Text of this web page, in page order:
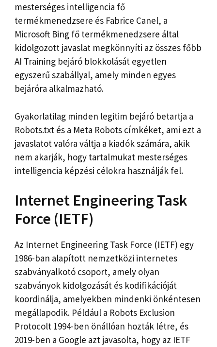
mesterséges intelligencia fő
termékmenedzsere és Fabrice Canel, a
Microsoft Bing fő termékmenedzsere által
kidolgozott javaslat megkönnyíti az összes főbb
AI Training bejáró blokkolását egyetlen
egyszerű szabállyal, amely minden egyes
bejáróra alkalmazható.
Gyakorlatilag minden legitim bejáró betartja a
Robots.txt és a Meta Robots címkéket, ami ezt a
javaslatot valóra váltja a kiadók számára, akik
nem akarják, hogy tartalmukat mesterséges
intelligencia képzési célokra használják fel.
Internet Engineering Task
Force (IETF)
Az Internet Engineering Task Force (IETF) egy
1986-ban alapított nemzetközi internetes
szabványalkotó csoport, amely olyan
szabványok kidolgozását és kodifikációját
koordinálja, amelyekben mindenki önkéntesen
megállapodik. Például a Robots Exclusion
Protocolt 1994-ben önállóan hozták létre, és
2019-ben a Google azt javasolta, hogy az IETF